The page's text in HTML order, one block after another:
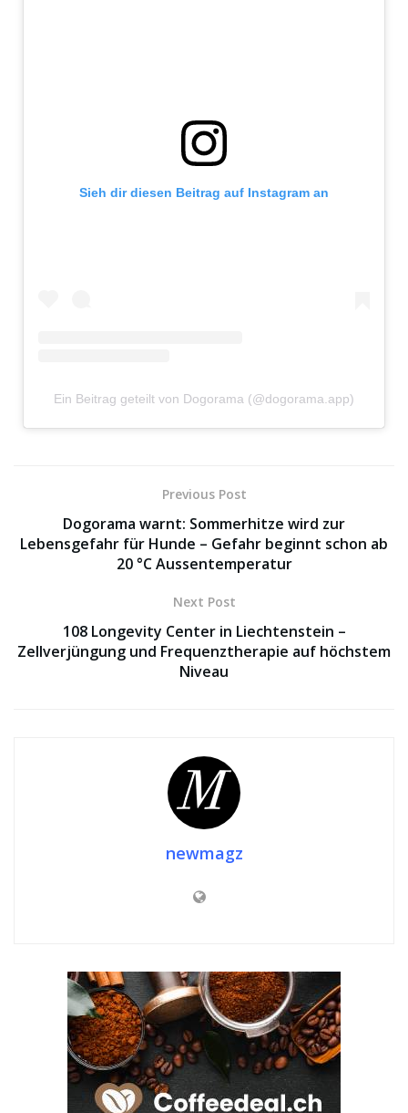
Sieh dir diesen Beitrag auf Instagram an
Ein Beitrag geteilt von Dogorama (@dogorama.app)
Previous Post
Dogorama warnt: Sommerhitze wird zur
Lebensgefahr für Hunde – Gefahr beginnt schon ab
20 °C Aussentemperatur
Next Post
108 Longevity Center in Liechtenstein –
Zellverjüngung und Frequenztherapie auf höchstem
Niveau
newmagz